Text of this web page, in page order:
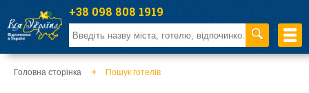
Головна сторінка Пошук готелів
+38 098 808 1919